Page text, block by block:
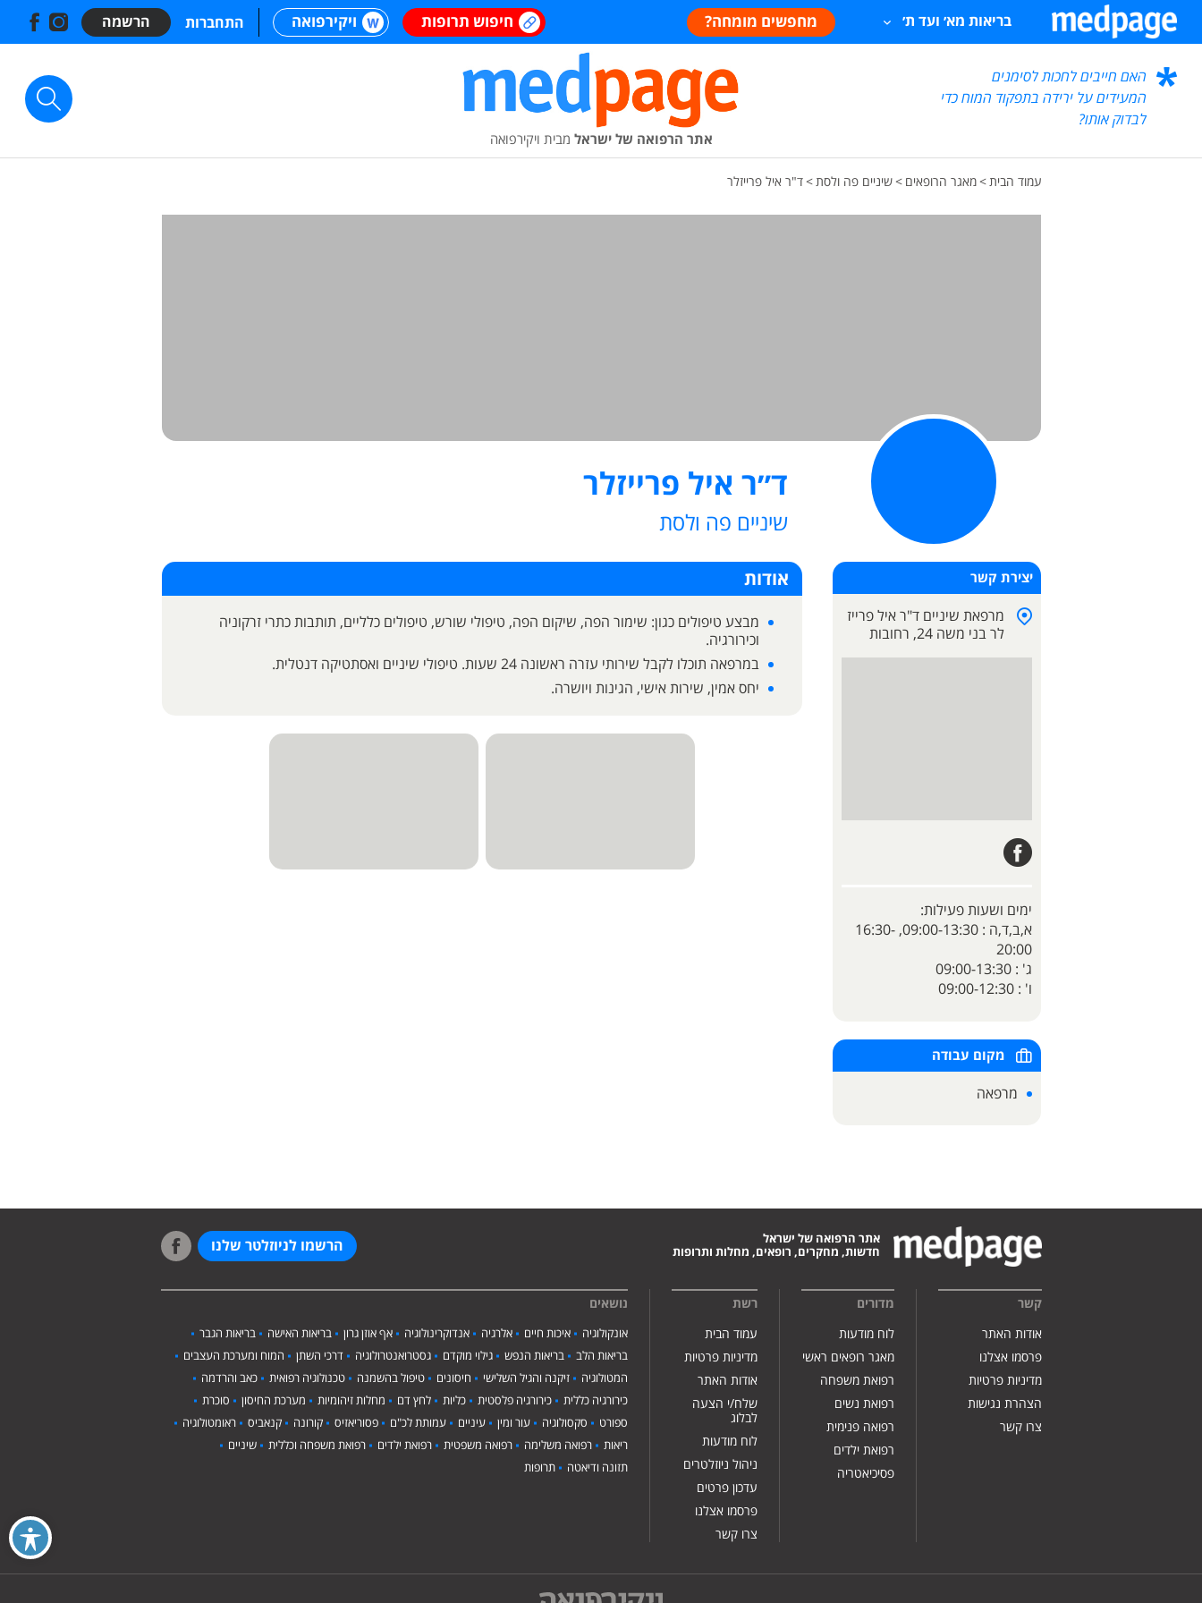
בריאות מא׳ ועד ת׳ מחפשים מומחה? חיפוש תרופות ויקירפואה התחברות הרשמה
האם חייבים לחכות לסימנים
המעידים על ירידה בתפקוד המוח כדי
לבדוק אותו?
אתר הרפואה של ישראל מבית ויקירפואה
עמוד הבית > מאגר הרופאים > שיניים פה ולסת > ד"ר איל פרייזלר
ד״ר איל פרייזלר
שיניים פה ולסת
יצירת קשר
מרפאת שיניים ד"ר איל פרייז
לר בני משה 24,
רחובות
ימים ושעות פעילות:
א,ב,ד,ה : 09:00-13:30, 16:30-
20:00
ג' : 09:00-13:30
ו' : 09:00-12:30
מקום עבודה
מרפאה
אודות
מבצע טיפולים כגון: שימור הפה, שיקום הפה, טיפולי שורש, טיפולים כלליים, תותבות כתרי זרקוניה
וכירורגיה.
במרפאה תוכלו לקבל שירותי עזרה ראשונה 24 שעות. טיפולי שיניים ואסתטיקה דנטלית.
יחס אמין, שירות אישי, הגינות ויושרה.
אתר הרפואה של ישראל
חדשות, מחקרים, רופאים, מחלות ותרופות
הרשמו לניוזלטר שלנו
קשר
אודות האתר
פרסמו אצלנו
מדיניות פרטיות
הצהרת נגישות
צרו קשר
מדורים
לוח מודעות
מאגר רופאים ראשי
רפואת משפחה
רפואת נשים
רפואה פנימית
רפואת ילדים
פסיכיאטריה
רשת
עמוד הבית
מדיניות פרטיות
אודות האתר
שלח/י הצעה
לבלוג
לוח מודעות
ניהול ניוזלטרים
עדכון פרטים
פרסמו אצלנו
צרו קשר
נושאים
אונקולוגיה איכות חיים אלרגיה אנדוקרינולוגיה אף אוזן גרון בריאות האישה
בריאות הגבר
בריאות הלב
בריאות הנפש גילוי מוקדם גסטרואנטרולוגיה דרכי השתן
המוח ומערכת העצבים
המטולוגיה
זיקנה והגיל השלישי חיסונים טיפול בהשמנה טכנולוגיה רפואית
כאב והרדמה
כירורגיה כללית
כירורגיה פלסטית כליות לחץ דם מחלות זיהומיות מערכת החיסון
סוכרת
ספורט
סקסולוגיה עור ומין עיניים עמותת לכ"ם פסוריאזיס קורונה קנאביס
ראומטולוגיה
ריאות
רפואה משלימה רפואה משפטית רפואת ילדים רפואת משפחה וכללית
שיניים
תזונה ודיאטה
תרופות